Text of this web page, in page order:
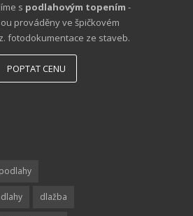
s podlahovým topením -
prováděny ve špičkovém
fotodokumentace ze staveb.
POPTAT CENU
dlažba